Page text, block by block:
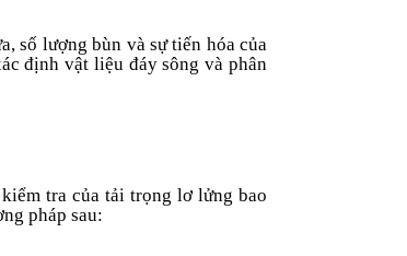
số lượng bùn và sự tiến hóa của
định vật liệu đáy sông và phân
tra của tải trọng lơ lửng bao
pháp sau: